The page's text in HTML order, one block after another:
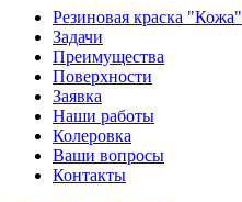
Резиновая краска "Кожа"
Задачи
Преимущества
Поверхности
Заявка
Наши работы
Колеровка
Ваши вопросы
Контакты